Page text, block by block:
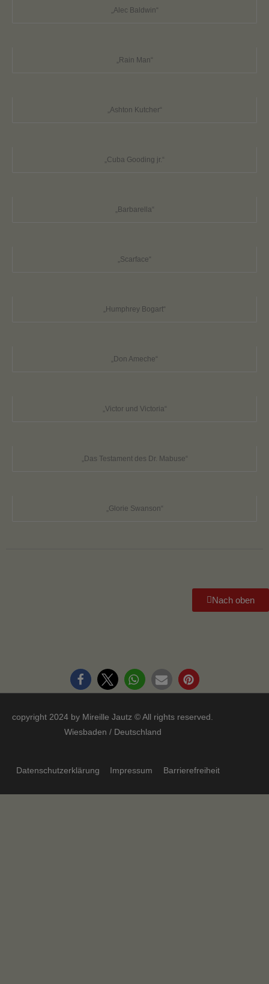
„Alec Baldwin“
„Rain Man“
„Ashton Kutcher“
„Cuba Gooding jr.“
„Barbarella“
„Scarface“
„Humphrey Bogart“
„Don Ameche“
„Victor und Victoria“
„Das Testament des Dr. Mabuse“
„Glorie Swanson“
Nach oben
copyright 2024 by Mireille Jautz © All rights reserved.
Wiesbaden / Deutschland
Datenschutzerklärung Impressum Barrierefreiheit